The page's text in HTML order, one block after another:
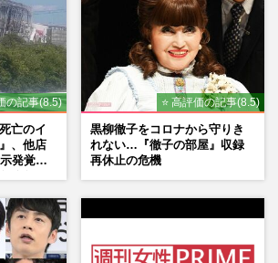
の記事(8.5)
亡のイ
、他店
発覚で
⭐ 高評価の記事(8.5)
黒柳徹子をコロナから守りき
れない…『徹子の部屋』収録
再休止の危機